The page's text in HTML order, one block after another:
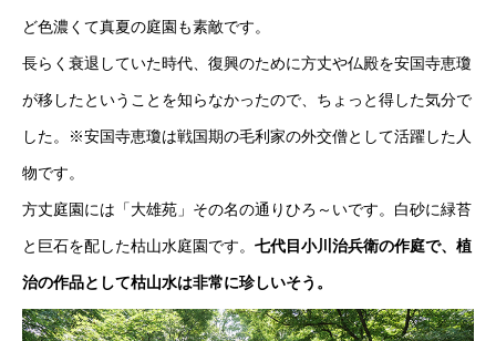
ど色濃くて真夏の庭園も素敵です。
長らく衰退していた時代、復興のために方丈や仏殿を安国寺恵瓊
が移したということを知らなかったので、ちょっと得した気分で
した。※安国寺恵瓊は戦国期の毛利家の外交僧として活躍した人
物です。
方丈庭園には「大雄苑」その名の通りひろ～いです。白砂に緑苔
と巨石を配した枯山水庭園です。 七代目小川治兵衛の作庭で、植
治の作品として枯山水は非常に珍しいそう。